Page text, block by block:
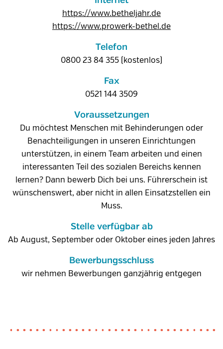
https://www.betheljahr.de
https://www.prowerk-bethel.de
Telefon
0800 23 84 355 (kostenlos)
Fax
0521 144 3509
Voraussetzungen
Du möchtest Menschen mit Behinderungen oder
Benachteiligungen in unseren Einrichtungen
unterstützen, in einem Team arbeiten und einen
interessanten Teil des sozialen Bereichs kennen
lernen? Dann bewerb Dich bei uns. Führerschein ist
wünschenswert, aber nicht in allen Einsatzstellen ein
Muss.
Stelle verfügbar ab
Ab August, September oder Oktober eines jeden Jahres
Bewerbungsschluss
wir nehmen Bewerbungen ganzjährig entgegen